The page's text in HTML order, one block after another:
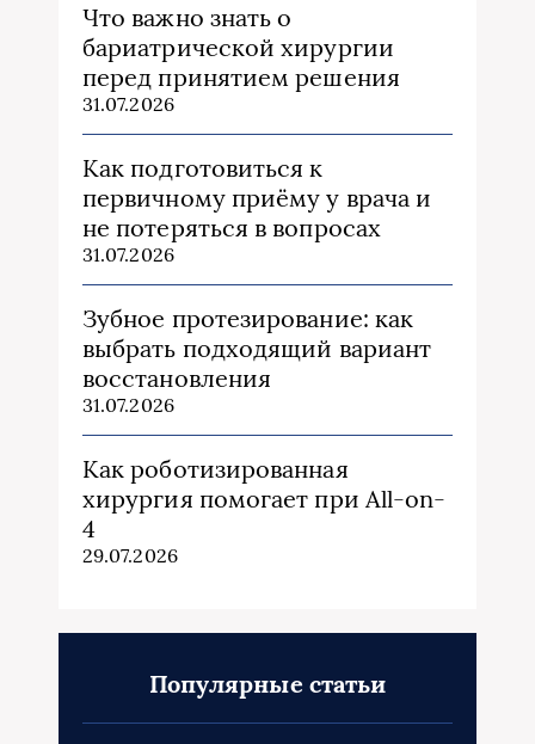
Что важно знать о
бариатрической хирургии
перед принятием решения
31.07.2026
Как подготовиться к
первичному приёму у врача и
не потеряться в вопросах
31.07.2026
Зубное протезирование: как
выбрать подходящий вариант
восстановления
31.07.2026
Как роботизированная
хирургия помогает при All-on-
4
29.07.2026
Популярные статьи